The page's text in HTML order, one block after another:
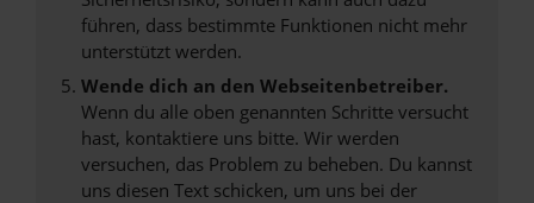
führen, dass bestimmte Funktionen nicht mehr
unterstützt werden.
Wende dich an den Webseitenbetreiber.
Wenn du alle oben genannten Schritte versucht
hast, kontaktiere uns bitte. Wir werden
versuchen, das Problem zu beheben. Du kannst
uns diesen Text schicken, um uns bei der